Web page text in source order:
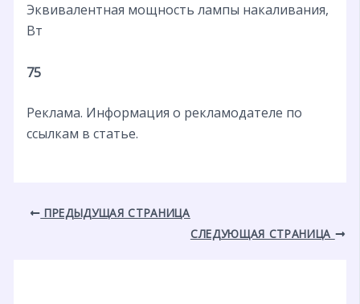
Эквивалентная мощность лампы накаливания,
Вт
75
Реклама. Информация о рекламодателе по
ссылкам в статье.
ПРЕДЫДУЩАЯ СТРАНИЦА
СЛЕДУЮЩАЯ СТРАНИЦА